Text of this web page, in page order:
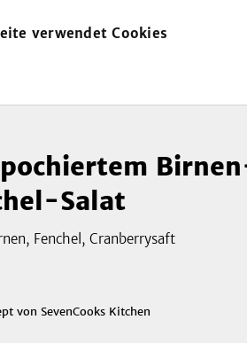
verwendet Cookies
Salat
Salat
Fenchel, Cranberrysaft
von SevenCooks Kitchen